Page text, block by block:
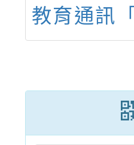
教育通訊
桌到書桌
子吃好也
信函1